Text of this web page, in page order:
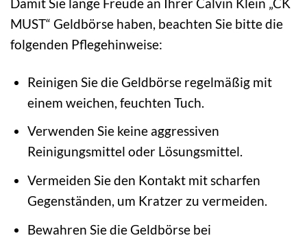
MUST“ Geldbörse haben, beachten Sie bitte die
folgenden Pflegehinweise:
Reinigen Sie die Geldbörse regelmäßig mit
einem weichen, feuchten Tuch.
Verwenden Sie keine aggressiven
Reinigungsmittel oder Lösungsmittel.
Vermeiden Sie den Kontakt mit scharfen
Gegenständen, um Kratzer zu vermeiden.
Bewahren Sie die Geldbörse bei